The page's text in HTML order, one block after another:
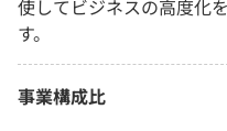
使してビジネスの高度化
す。
事業構成比